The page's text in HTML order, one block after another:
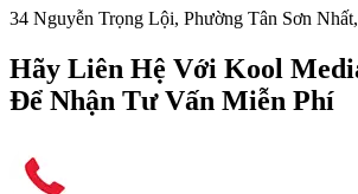
34 Nguyễn Trọng Lội, Phường Tân Sơn
Hãy Liên Hệ Với Kool
Để Nhận Tư Vấn Miễn Phí